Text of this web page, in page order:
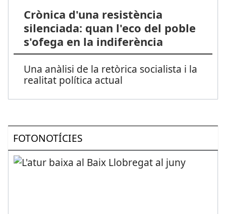
Crònica d'una resistència
silenciada: quan l'eco del poble
s'ofega en la indiferència
Una anàlisi de la retòrica socialista i la
realitat política actual
FOTONOTÍCIES